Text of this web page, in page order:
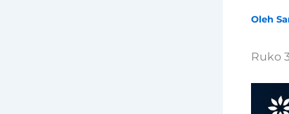
Oleh
Ruko